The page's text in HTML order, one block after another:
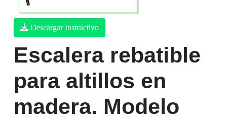
Descargar Instructivo
Escalera rebatible
para altillos en
madera. Modelo